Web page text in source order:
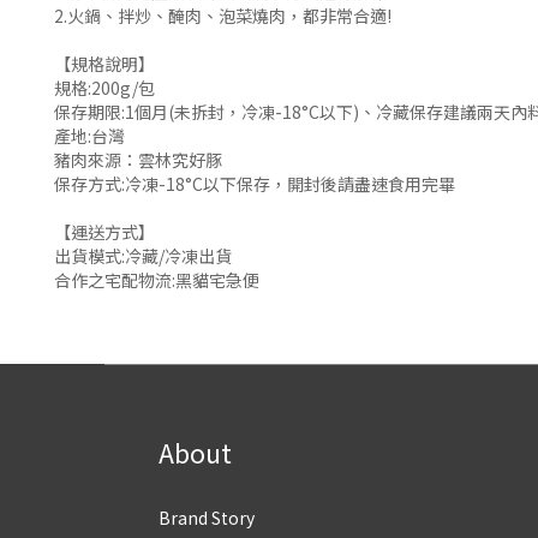
2.火鍋、拌炒、醃肉、泡菜燒肉，都非常合適!
【規格說明】
規格:200g/包
保存期限:1個月(未拆封，冷凍-18°C以下)、冷藏保存建議兩天內
產地:台灣
豬肉來源：雲林究好豚
保存方式:冷凍-18°C以下保存，開封後請盡速食用完畢
【運送方式】
出貨模式:冷藏/冷凍出貨
合作之宅配物流:黑貓宅急便
About
Brand Story